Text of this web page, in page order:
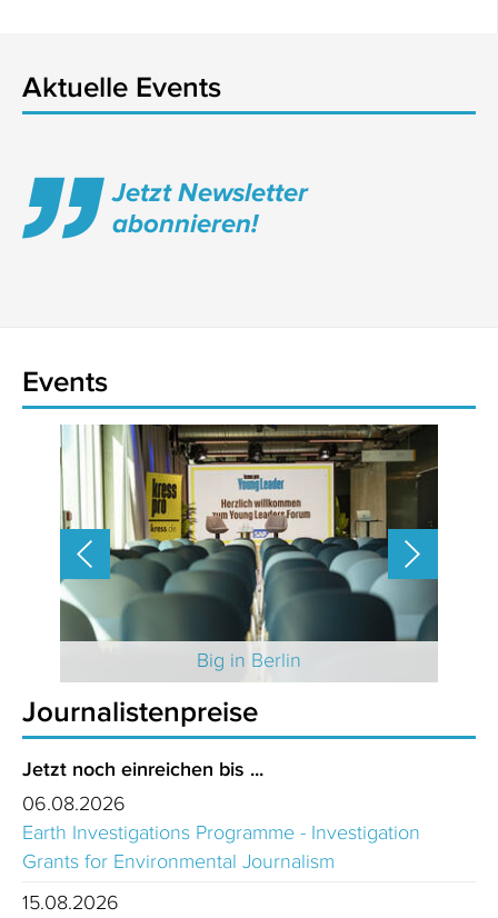
Aktuelle Events
Jetzt Newsletter
abonnieren!
Events
Big in Berlin
Journalistenpreise
Jetzt noch einreichen bis ...
06.08.2026
Earth Investigations Programme - Investigation
Grants for Environmental Journalism
15.08.2026